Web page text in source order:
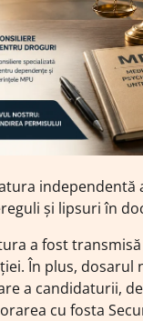
independentă
și lipsuri în
a fost
În plus,
a candidaturii,
cu fosta